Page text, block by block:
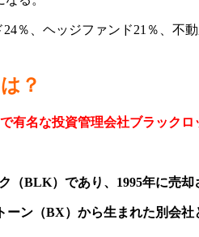
％、ヘッジファンド21％、不
？
有名な投資管理会社ブラック
BLK）であり、1995年に売却
ン（BX）から生まれた別会社